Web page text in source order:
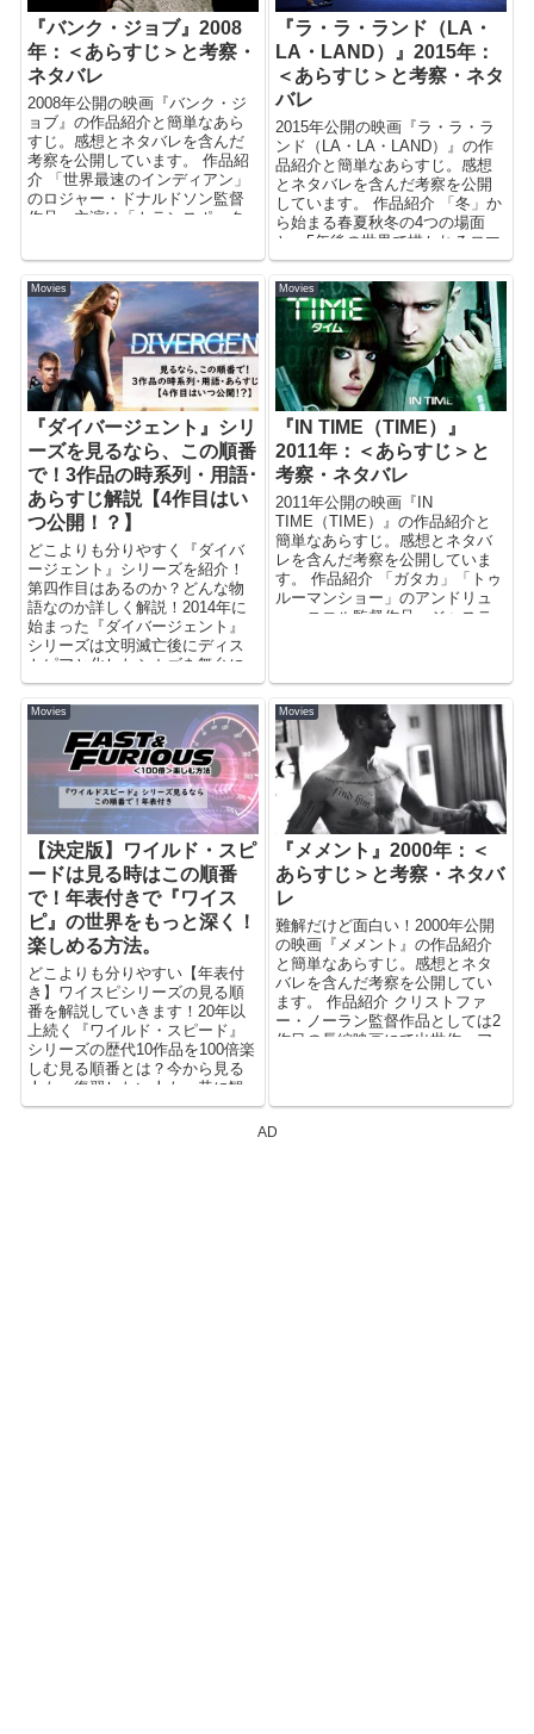
『バンク・ジョブ』2008
年：＜あらすじ＞と考察・
ネタバレ
2008年公開の映画『バンク・ジ
ョブ』の作品紹介と簡単なあら
すじ。感想とネタバレを含んだ
考察を公開しています。 作品紹
介 「世界最速のインディアン」
のロジャー・ドナルドソン監督
作品。主演は「トランスポータ
『ラ・ラ・ランド（LA・
LA・LAND）』2015年：
＜あらすじ＞と考察・ネタ
バレ
2015年公開の映画『ラ・ラ・ラ
ンド（LA・LA・LAND）』の作
品紹介と簡単なあらすじ。感想
とネタバレを含んだ考察を公開
しています。 作品紹介 「冬」か
ら始まる春夏秋冬の4つの場面
と、5年後の世界で描かれるロマ
ンティ...
Movies
『ダイバージェント』シリ
ーズを見るなら、この順番
で！3作品の時系列・用語･
あらすじ解説【4作目はい
つ公開！？】
どこよりも分りやすく『ダイバ
ージェント』シリーズを紹介！
第四作目はあるのか？どんな物
語なのか詳しく解説！2014年に
始まった『ダイバージェント』
シリーズは文明滅亡後にディス
トピアと化したシカゴを舞台に
したSFアクション映画。近未来
やSF/荒廃した雰囲気の海外ドラ
マが好きな人に、注意点はあり
ますが…。おススメの映画で
す。
Movies
『IN TIME（TIME）』
2011年：＜あらすじ＞と
考察・ネタバレ
2011年公開の映画『IN
TIME（TIME）』の作品紹介と
簡単なあらすじ。感想とネタバ
レを含んだ考察を公開していま
す。 作品紹介 「ガタカ」「トゥ
ルーマンショー」のアンドリュ
ー・ニコル監督作品。ジャステ
Movies
【決定版】ワイルド・スピ
ードは見る時はこの順番
で！年表付きで『ワイス
ピ』の世界をもっと深く！
楽しめる方法。
どこよりも分りやすい【年表付
き】ワイスピシリーズの見る順
番を解説していきます！20年以
上続く『ワイルド・スピード』
シリーズの歴代10作品を100倍楽
しむ見る順番とは？今から見る
人も、復習したい人も、昔に観
てシリーズ途中で脱落した人
Movies
『メメント』2000年：＜
あらすじ＞と考察・ネタバ
レ
難解だけど面白い！2000年公開
の映画『メメント』の作品紹介
と簡単なあらすじ。感想とネタ
バレを含んだ考察を公開してい
ます。 作品紹介 クリストファ
ー・ノーラン監督作品としては2
作目の長編映画にて出世作。ア
AD